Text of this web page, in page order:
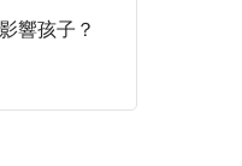
響孩子？